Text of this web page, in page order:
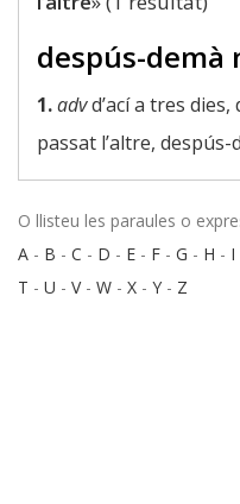
despús-demà
1.advd’ací a tres dies,
passat l’altre, despús-
O llisteu les paraules o
A - B - C - D - E - F - G - H - I
T - U - V- W - X - Y - Z